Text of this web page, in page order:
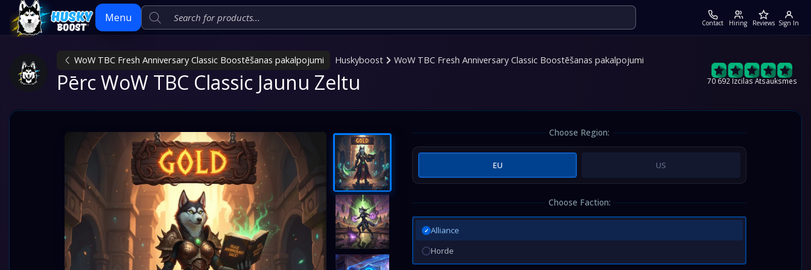
Menu Contact Hiring Reviews Sign In
Skip
WoW TBC Fresh Anniversary Classic Boostēšanas pakalpojumi Huskyboost WoW TBC Fresh Anniversary Classic Boostēšanas pakalpojumi
Pērc WoW TBC Classic Jaunu Zeltu 70 692 Izcilas Atsauksmes
Choose Region:
EU US
Choose Faction:
✓ Alliance
Horde